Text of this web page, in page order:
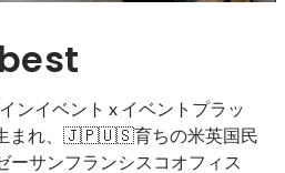
ンイベント x イベントプラッ
まれ、🇯🇵🇺🇸育ちの米英国民
サンフランシスコオフィス